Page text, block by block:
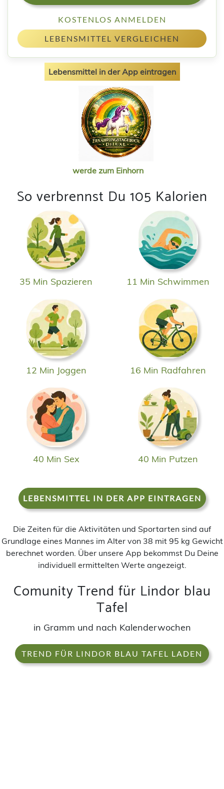
KOSTENLOS ANMELDEN
LEBENSMITTEL VERGLEICHEN
Lebensmittel in der App eintragen
werde zum Einhorn
So verbrennst Du 105 Kalorien
35 Min Spazieren 11 Min Schwimmen
12 Min Joggen 16 Min Radfahren
40 Min Sex 40 Min Putzen
LEBENSMITTEL IN DER APP EINTRAGEN
Die Zeiten für die Aktivitäten und Sportarten sind auf
Grundlage eines Mannes im Alter von 38 mit 95 kg Gewicht
berechnet worden. Über unsere App bekommst Du Deine
individuell ermittelten Werte angezeigt.
Comunity Trend für Lindor blau
Tafel
in Gramm und nach Kalenderwochen
TREND FÜR LINDOR BLAU TAFEL LADEN